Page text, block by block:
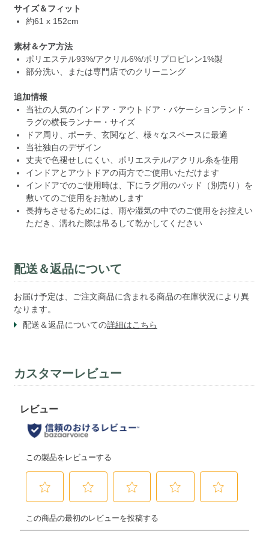
サイズ＆フィット
約61 x 152cm
素材＆ケア方法
ポリエステル93%/アクリル6%/ポリプロピレン1%製
部分洗い、または専門店でのクリーニング
追加情報
当社の人気のインドア・アウトドア・バケーションランド・
ラグの横長ランナー・サイズ
ドア周り、ポーチ、玄関など、様々なスペースに最適
当社独自のデザイン
丈夫で色褪せしにくい、ポリエステル/アクリル糸を使用
インドアとアウトドアの両方でご使用いただけます
インドアでのご使用時は、下にラグ用のパッド（別売り）を
敷いてのご使用をお勧めします
長持ちさせるためには、雨や湿気の中でのご使用をお控えい
ただき、濡れた際は吊るして乾かしてください
配送＆返品について
お届け予定は、ご注文商品に含まれる商品の在庫状況により異
なります。
配送＆返品についての詳細はこちら
カスタマーレビュー